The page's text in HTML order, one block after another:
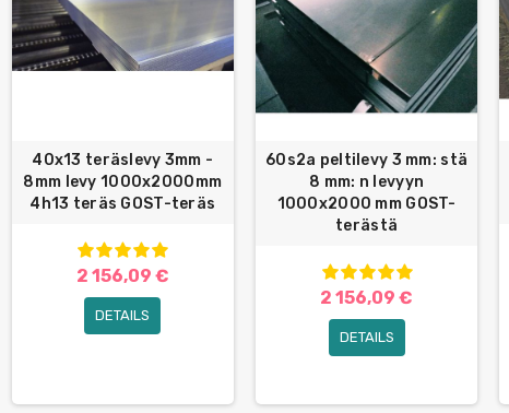
40x13 teräslevy 3mm -
8mm levy 1000x2000mm
4h13 teräs GOST-teräs
2 156,09 €
DETAILS
60s2a peltilevy 3 mm: stä
8 mm: n levyyn
1000x2000 mm GOST-
terästä
2 156,09 €
DETAILS